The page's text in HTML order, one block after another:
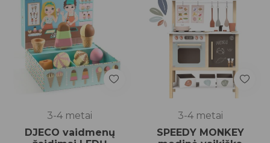
3-4 metai
DJECO vaidmenų
3-4 metai
SPEEDY MONKEY